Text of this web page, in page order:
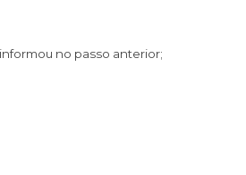
no passo anterior;